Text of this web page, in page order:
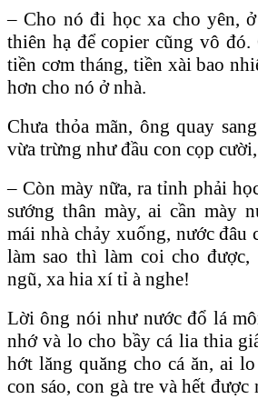
– Cho nó đi học xa cho yên,
thiên hạ để copier cũng vô
tiền cơm tháng, tiền xài bao
hơn cho nó ở nhà.
Chưa thỏa mãn, ông quay
vừa trừng như đầu con cọp cười,
– Còn mày nữa, ra tỉnh phải
sướng thân mày, ai cần mày
mái nhà chảy xuống, nước đâu
làm sao thì làm coi cho
ngũ, xa hia xí tỉ à nghe!
Lời ông nói như nước đổ lá
nhớ và lo cho bầy cá lia thia
hớt lăng quăng cho cá ăn, ai
con sáo, con gà tre và hết